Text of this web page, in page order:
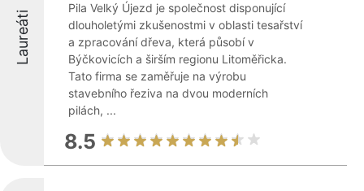
Laureáti
Pila Velký Újezd je společnost disponující
dlouholetými zkušenostmi v oblasti tesařství
a zpracování dřeva, která působí v
Býčkovicích a širším regionu Litoměřicka.
Tato firma se zaměřuje na výrobu
stavebního řeziva na dvou moderních
pilách, ...
8.5